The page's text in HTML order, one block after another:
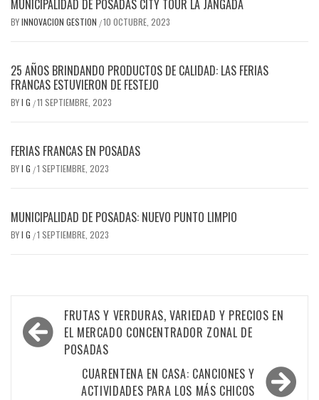
MUNICIPALIDAD DE POSADAS CITY TOUR LA JANGADA
BYINNOVACION GESTION /10 OCTUBRE, 2023
25 AÑOS BRINDANDO PRODUCTOS DE CALIDAD: LAS FERIAS
FRANCAS ESTUVIERON DE FESTEJO
BYI G /11 SEPTIEMBRE, 2023
FERIAS FRANCAS EN POSADAS
BYI G /1 SEPTIEMBRE, 2023
MUNICIPALIDAD DE POSADAS: NUEVO PUNTO LIMPIO
BYI G /1 SEPTIEMBRE, 2023
Navegación
de
entradas
FRUTAS Y VERDURAS, VARIEDAD Y PRECIOS EN
EL MERCADO CONCENTRADOR ZONAL DE
POSADAS
CUARENTENA EN CASA: CANCIONES Y
ACTIVIDADES PARA LOS MÁS CHICOS